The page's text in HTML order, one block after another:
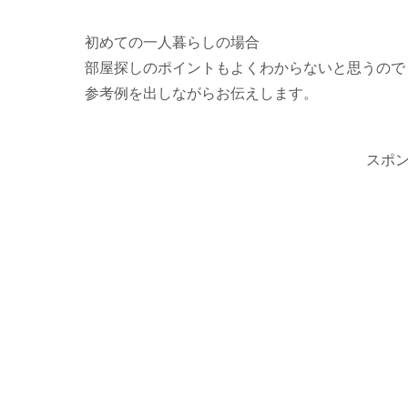
初めての一人暮らしの場合
部屋探しのポイントもよくわからないと思うので
参考例を出しながらお伝えします。
スポ